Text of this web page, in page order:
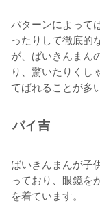
パターンによって
ったりして徹底的
が、ばいきんまん
り、驚いたりくし
てばれることが多
バイ吉
ばいきんまんが子
っており、眼鏡を
を着ています。